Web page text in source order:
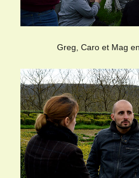
Greg, Caro et Mag